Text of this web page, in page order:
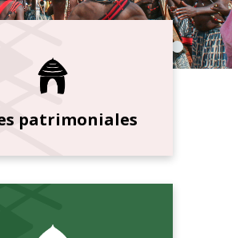
patrimoniales